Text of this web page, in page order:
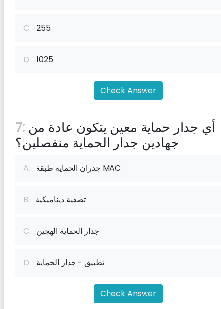
C. 255
D. 1025
Check Answer
7:
جهادين جدار الحماية منفصلين؟
A. جدران الحماية طبقة MAC
B. تصفية ديناميكية
C. جدار الحماية الهجين
D. تطبيق - جدار الحماية
Check Answer